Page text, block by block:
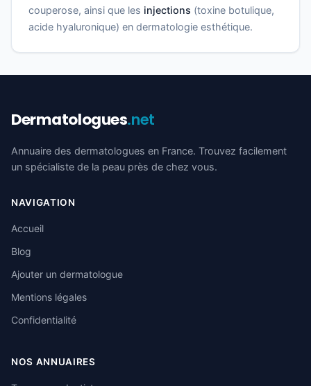
couperose, ainsi que les injections (toxine botulique,
acide hyaluronique) en dermatologie esthétique.
Dermatologues.net
Annuaire des dermatologues en France. Trouvez facilement
un spécialiste de la peau près de chez vous.
NAVIGATION
Accueil
Blog
Ajouter un dermatologue
Mentions légales
Confidentialité
NOS ANNUAIRES